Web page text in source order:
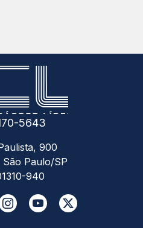
5643
900
São Paulo/SP
940